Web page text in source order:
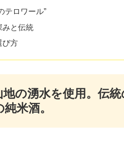
テロワール”
みと伝統
び方
の湧水を使用。伝統
米酒。